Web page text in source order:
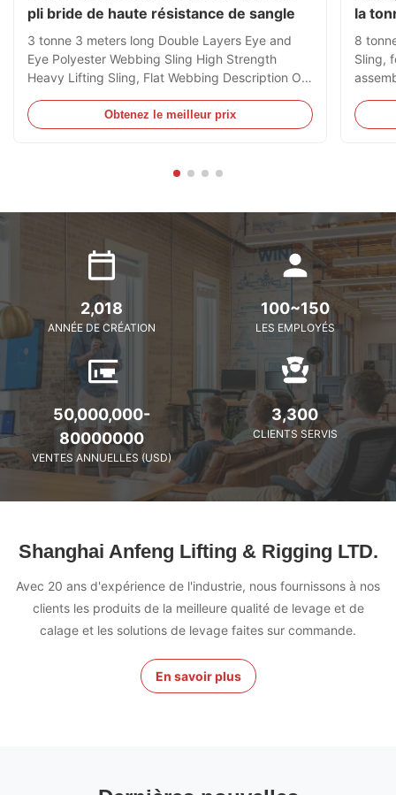
pli bride de haute résistance de sangle
3 tonne 3 meters long Double Layers Eye and
Eye Polyester Webbing Sling High Strength
Heavy Lifting Sling, Flat Webbing Description Our
manufactured and supplied in accordance to EN
1492-1:2000, AS 1353.1-1997 or JB/T 8521-
Obtenez le meilleur prix
la
8
Sling,
mainly
2,018
ANNÉE DE CRÉATION
100~150
LES EMPLOYÉS
50,000,000-
80000000
VENTES ANNUELLES (USD)
3,300
CLIENTS SERVIS
Shanghai Anfeng Lifting & Rigging LTD.
Avec 20 ans d'expérience de l'industrie, nous fournissons à nos
clients les produits de la meilleure qualité de levage et de
calage et les solutions de levage faites sur commande.
En savoir plus